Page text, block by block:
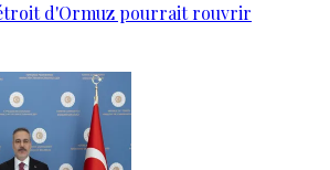
d'Ormuz pourrait rouvrir